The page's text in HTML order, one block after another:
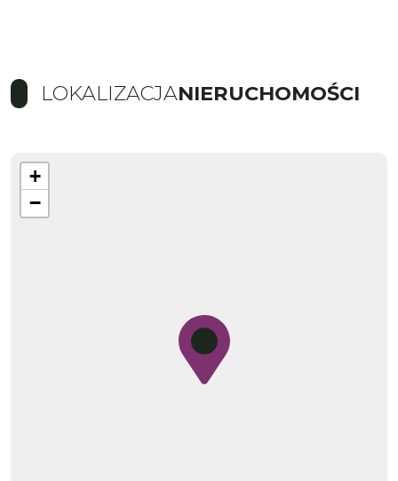
LOKALIZACJANIERUCHOMOŚCI
+
−